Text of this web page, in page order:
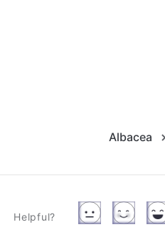
Albacea
Helpful?